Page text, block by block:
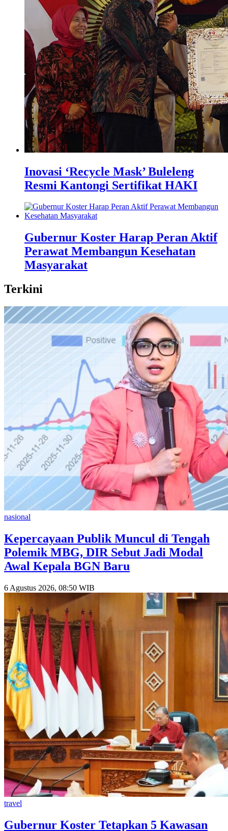
Inovasi ‘Recycle Mask’ Buleleng
Resmi Kantongi Sertifikat HAKI
Gubernur Koster Harap Peran Aktif
Perawat Membangun Kesehatan
Masyarakat
Terkini
nasional
Kepercayaan Publik Muncul di Tengah
Polemik MBG, DIR Sebut Jadi Modal
Awal Kepala BGN Baru
6 Agustus 2026, 08:50 WIB
travel
Gubernur Koster Tetapkan 5 Kawasan